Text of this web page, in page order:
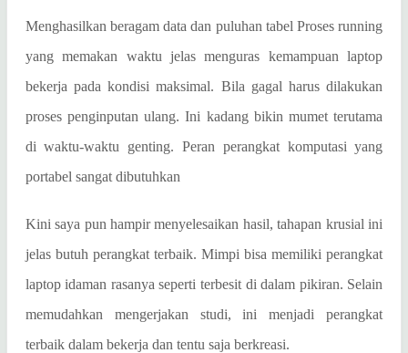
Menghasilkan beragam data dan puluhan tabel Proses running
yang memakan waktu jelas menguras kemampuan laptop
bekerja pada kondisi maksimal. Bila gagal harus dilakukan
proses penginputan ulang. Ini kadang bikin mumet terutama
di waktu-waktu genting. Peran perangkat komputasi yang
portabel sangat dibutuhkan
Kini saya pun hampir menyelesaikan hasil, tahapan krusial ini
jelas butuh perangkat terbaik. Mimpi bisa memiliki perangkat
laptop idaman rasanya seperti terbesit di dalam pikiran. Selain
memudahkan mengerjakan studi, ini menjadi perangkat
terbaik dalam bekerja dan tentu saja berkreasi.